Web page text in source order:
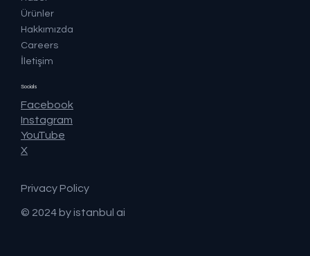
Ürünler
Hakkımızda
Careers
İletişim
Socials
Facebook
Instagram
YouTube
X
© 2024 by istanbul ai
Privacy Policy